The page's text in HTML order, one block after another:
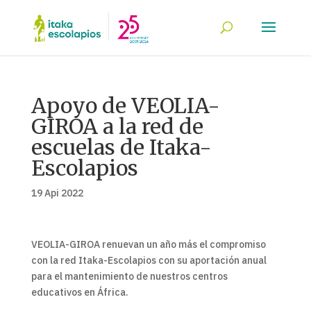
Apoyo de VEOLIA-
GIROA a la red de
escuelas de Itaka-
Escolapios
19 Api 2022
VEOLIA-GIROA renuevan un año más el compromiso
con la red Itaka-Escolapios con su aportación anual
para el mantenimiento de nuestros centros
educativos en África.